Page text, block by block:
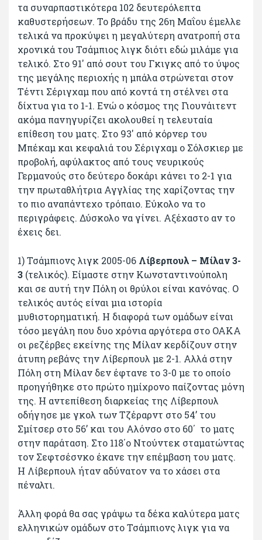
τα συναρπαστικότερα 102 δευτερόλεπτα
καθυστερήσεων. Το βράδυ της 26η Μαΐου έμελλε
τελικά να προκύψει η μεγαλύτερη ανατροπή στα
χρονικά του Τσάμπιος λιγκ διότι εδώ μιλάμε για
τελικό. Στο 91' από σουτ του Γκιγκς από το ύψος
της μεγάλης περιοχής η μπάλα στρώνεται στον
Τέντι Σέριγχαμ που από κοντά τη στέλνει στα
δίχτυα για το 1-1. Ενώ ο κόσμος της Γιουνάιτεντ
ακόμα πανηγυρίζει ακολουθεί η τελευταία
επίθεση του ματς. Στο 93' από κόρνερ του
Μπέκαμ και κεφαλιά του Σέριγχαμ ο Σόλσκιερ με
προβολή, αφύλακτος από τους νευρικούς
Γερμανούς στο δεύτερο δοκάρι κάνει το 2-1 για
την πρωταθλήτρια Αγγλίας της χαρίζοντας την
το πιο αναπάντεχο τρόπαιο. Εύκολο να το
περιγράφεις. Δύσκολο να γίνει. Αξέχαστο αν το
έχεις δει.
1) Τσάμπιονς λιγκ 2005-06 Λίβερπουλ – Μίλαν 3-
3 (τελικός). Είμαστε στην Κωνσταντινούπολη
και σε αυτή την Πόλη οι θρύλοι είναι κανόνας. Ο
τελικός αυτός είναι μια ιστορία
μυθιστορηματική. Η διαφορά των ομάδων είναι
τόσο μεγάλη που δυο χρόνια αργότερα στο ΟΑΚΑ
οι ρεζέρβες εκείνης της Μίλαν κερδίζουν στην
άτυπη ρεβάνς την Λίβερπουλ με 2-1. Αλλά στην
Πόλη στη Μίλαν δεν έφτανε το 3-0 με το οποίο
προηγήθηκε στο πρώτο ημίχρονο παίζοντας μόνη
της. Η αντεπίθεση διαρκείας της Λίβερπουλ
οδήγησε με γκολ των Τζέραρντ στο 54’ του
Σμίτσερ στο 56’ και του Αλόνσο στο 60΄ το ματς
στην παράταση. Στο 118΄ο Ντούντεκ σταματώντας
τον Σεφτσέσνκο έκανε την επέμβαση του ματς.
Η Λίβερπουλ ήταν αδύνατον να το χάσει στα
πέναλτι.
Άλλη φορά θα σας γράψω τα δέκα καλύτερα ματς
ελληνικών ομάδων στο Τσάμπιονς λιγκ για να